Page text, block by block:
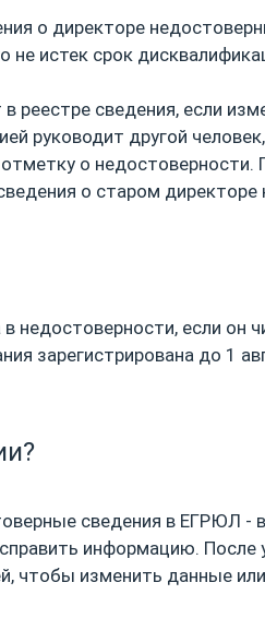
о директоре
истек срок
реестре сведения, если
руководит другой
о недостоверности.
о старом директоре
недостоверности, если он
зарегистрирована до 1
сведения в ЕГРЮЛ
информацию. После
чтобы изменить данные